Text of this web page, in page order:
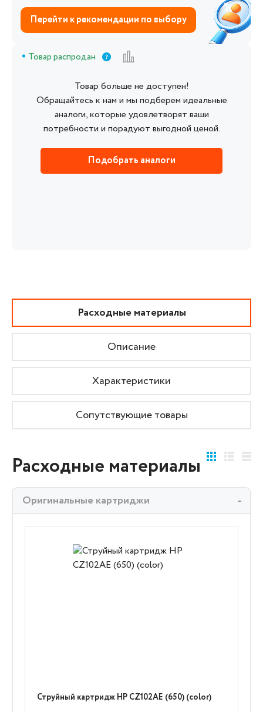
Перейти к рекомендации по выбору
Товар распродан
Товар больше не доступен!
Обращайтесь к нам и мы подберем идеальные
аналоги, которые удовлетворят ваши
потребности и порадуют выгодной ценой.
Подобрать аналоги
Расходные материалы
Описание
Характеристики
Сопутствующие товары
Расходные материалы
Оригинальные картриджи
Струйный картридж HP CZ102AE (650) (color)